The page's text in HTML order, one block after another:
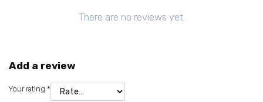
There are no reviews yet.
Add a review
Your rating *